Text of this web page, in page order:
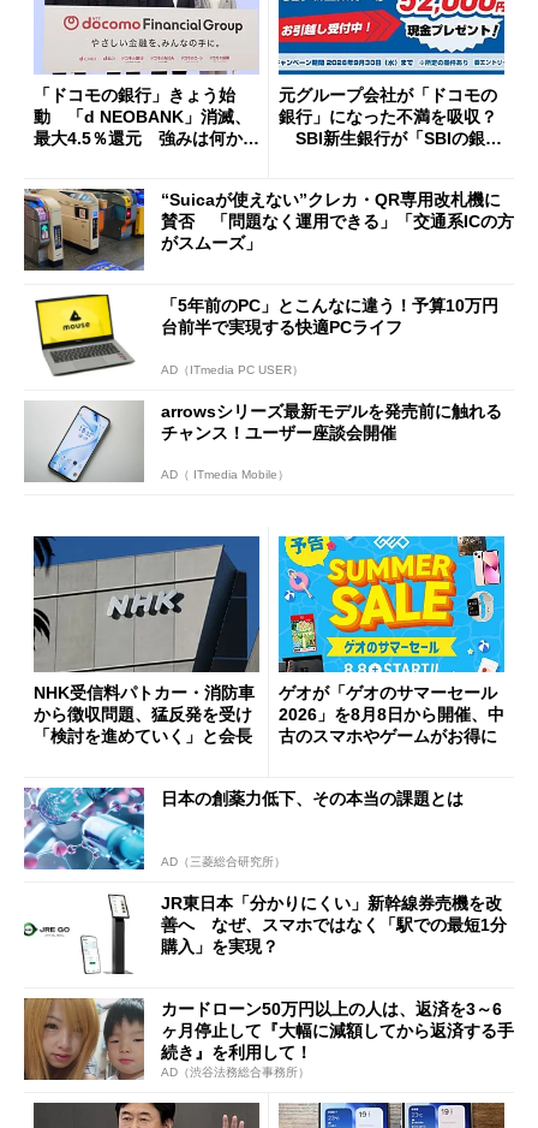
「ドコモの銀行」きょう始
動 「d NEOBANK」消滅、
最大4.5％還元 強みは何か解
元グループ会社が「ドコモの
銀行」になった不満を吸収？
SBI新生銀行が「SBIの銀
開催
“Suicaが使えない”クレカ・QR専用改札機に
賛否 「問題なく運用できる」「交通系ICの方
がスムーズ」
「5年前のPC」とこんなに違う！予算10万円
台前半で実現する快適PCライフ
AD（ITmedia PC USER）
arrowsシリーズ最新モデルを発売前に触れる
チャンス！ユーザー座談会開催
AD（ ITmedia Mobile）
NHK受信料パトカー・消防車
から徴収問題、猛反発を受け
「検討を進めていく」と会長
ゲオが「ゲオのサマーセール
2026」を8月8日から開催、中
古のスマホやゲームがお得に
日本の創薬力低下、その本当の課題とは
AD（三菱総合研究所）
JR東日本「分かりにくい」新幹線券売機を改
善へ なぜ、スマホではなく「駅での最短1分
購入」を実現？
カードローン50万円以上の人は、返済を3～6
ヶ月停止して『大幅に減額してから返済する手
続き』を利用して！
AD（渋谷法務総合事務所）